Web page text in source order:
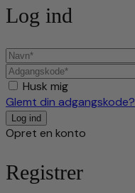
Log ind
Husk mig
Glemt din adgangskode?
Opret en konto
Registrer